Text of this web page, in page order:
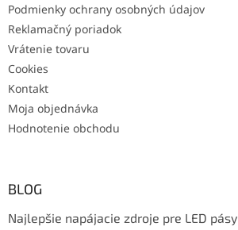
Podmienky ochrany osobných údajov
Reklamačný poriadok
Vrátenie tovaru
Cookies
Kontakt
Moja objednávka
Hodnotenie obchodu
BLOG
Najlepšie napájacie zdroje pre LED pásy